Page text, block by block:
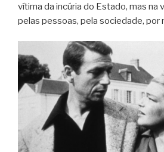
vítima da incúria do Estado, mas na
pelas pessoas, pela sociedade, por